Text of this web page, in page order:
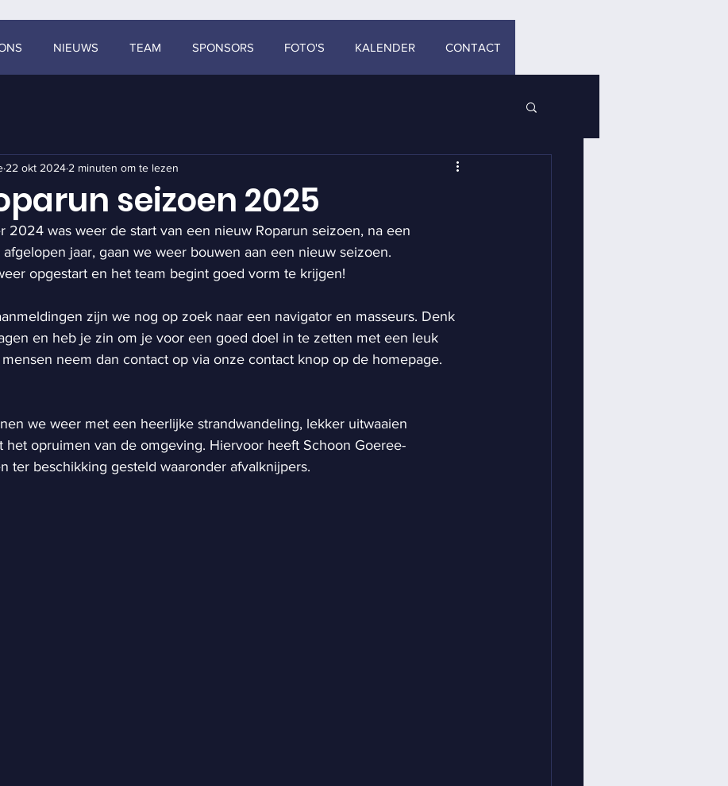
NIEUWS TEAM SPONSORS FOTO'S KALENDER CONTACT
seizoen 2025
22 okt 2024 2 minuten om te lezen
2024 was weer de start van een nieuw Roparun seizoen, na een
jaar, gaan we weer bouwen aan een nieuw seizoen.
opgestart en het team begint goed vorm te krijgen!
zijn we nog op zoek naar een navigator en masseurs. Denk
en heb je zin om je voor een goed doel in te zetten met een leuk
neem dan contact op via onze contact knop op de homepage.
we weer met een heerlijke strandwandeling, lekker uitwaaien
het opruimen van de omgeving. Hiervoor heeft Schoon Goeree-
ter beschikking gesteld waaronder afvalknijpers.